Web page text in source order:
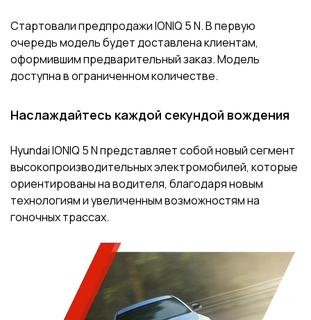
Стартовали предпродажи IONIQ 5 N. В первую
очередь модель будет доставлена клиентам,
оформившим предварительный заказ. Модель
доступна в ограниченном количестве.
Наслаждайтесь каждой секундой вождения
Hyundai IONIQ 5 N представляет собой новый сегмент
высокопроизводительных электромобилей, которые
ориентированы на водителя, благодаря новым
технологиям и увеличенным возможностям на
гоночных трассах.